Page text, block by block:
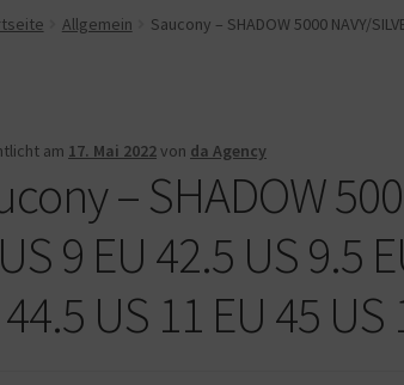
Richtlinie (EU) Datenschutz Impressum
Allgemein Saucony – SHADOW 5000 NAVY/
am 17. Mai 2022von da Agency
– SHADOW
9 EU 42.5 US 9.5
US 11 EU 45